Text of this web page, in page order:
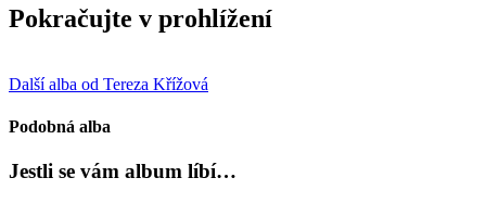
Pokračujte v prohlížení
Další alba od Tereza Křížová
Podobná alba
Jestli se vám album líbí…